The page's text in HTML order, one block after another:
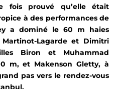
fois prouvé qu’elle était
à des performances de
a dominé le 60 m haies
Lagarde et Dimitri
Biron et Muhammad
m, et Makenson Gletty, à
pas vers le rendez-vous